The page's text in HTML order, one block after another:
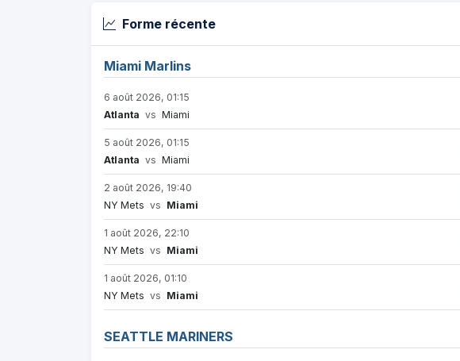
Forme récente
Miami Marlins
6 août 2026, 01:15
Atlanta vs Miami
5 août 2026, 01:15
Atlanta vs Miami
2 août 2026, 19:40
NY Mets vs Miami
1 août 2026, 22:10
NY Mets vs Miami
1 août 2026, 01:10
NY Mets vs Miami
SEATTLE MARINERS